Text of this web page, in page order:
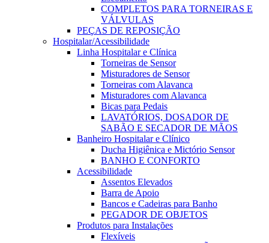
COMPLETOS PARA TORNEIRAS E
VÁLVULAS
PEÇAS DE REPOSIÇÃO
Hospitalar/Acessibilidade
Linha Hospitalar e Clínica
Torneiras de Sensor
Misturadores de Sensor
Torneiras com Alavanca
Misturadores com Alavanca
Bicas para Pedais
LAVATÓRIOS, DOSADOR DE
SABÃO E SECADOR DE MÃOS
Banheiro Hospitalar e Clínico
Ducha Higiênica e Mictório Sensor
BANHO E CONFORTO
Acessibilidade
Assentos Elevados
Barra de Apoio
Bancos e Cadeiras para Banho
PEGADOR DE OBJETOS
Produtos para Instalações
Flexíveis